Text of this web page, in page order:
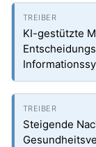
KI-gestützte
Steigende